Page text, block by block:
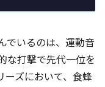
でいるのは、運動音
な打撃で先代一位を
ーズにおいて、食蜂